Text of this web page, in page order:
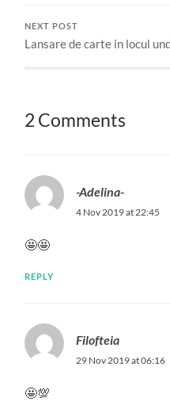
NEXT POST
Lansare de carte in locul
2 Comments
-Adelina-
4 Nov 2019 at 22:45
🤩🤩
REPLY
Filofteia
29 Nov 2019 at 06:16
🤩💯